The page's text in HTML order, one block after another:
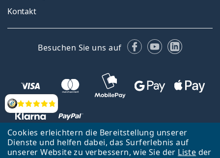
Cookies erleichtern die Bereitstellung unserer
Dienste und helfen dabei, das Surferlebnis auf
unserer Website zu verbessern, wie Sie der Liste der
Bewertung
Kontakt
Besuchen Sie uns auf Facebook
YouTubeLinkedIn
Zurück zur Hauptseite Nach oben